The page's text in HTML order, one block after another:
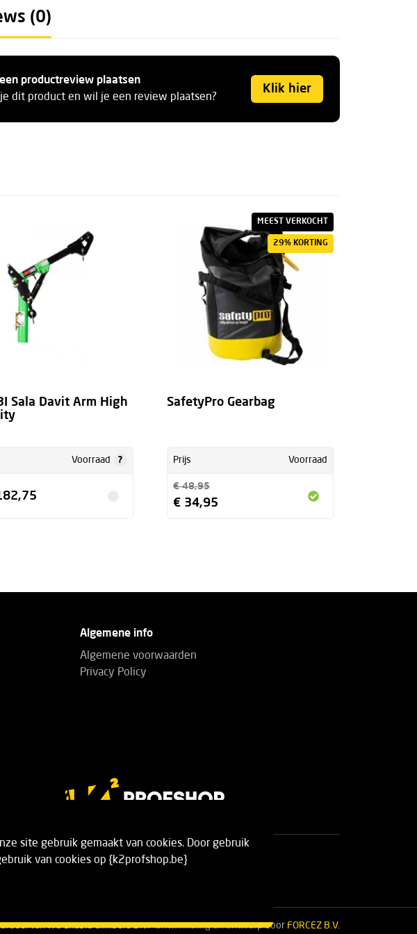
(0)
productreview plaatsen
dit product en wil je een review plaatsen?
Klik hier
Sala Davit Arm High
Voorraad ?
MEEST VERKOCHT
29% KORTING
SafetyPro Gearbag
Prijs Voorraad
€ 48,95
€ 34,95
Algemene info
Algemene voorwaarden
Privacy Policy
van We Enable Climbers B.V. Ontwikkeling en ontwerp door FORCEZ B.V.
site gebruik gemaakt van cookies. Door gebruik
van cookies op {k2profshop.be}